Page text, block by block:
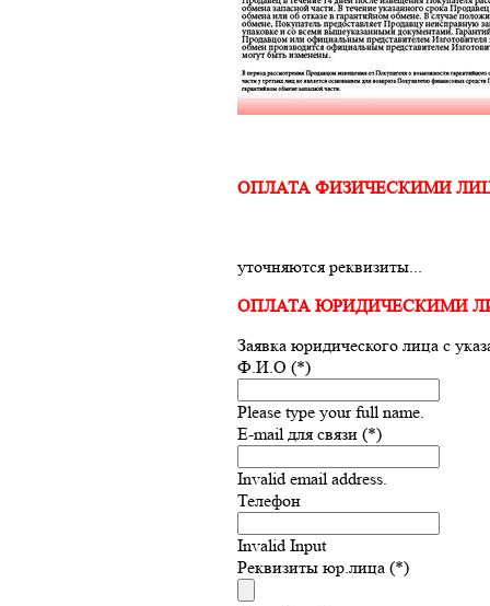
ОПЛАТА ФИЗИЧЕСКИМИ
уточняются реквизиты...
ОПЛАТА ЮРИДИЧЕСКИМИ
Заявка юридического лица с
Ф.И.О (*)
Please type your full name.
E-mail для связи (*)
Invalid email address.
Телефон
Invalid Input
Реквизиты юр.лица (*)